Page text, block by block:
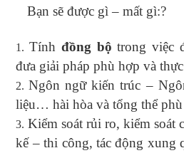
Bạn sẽ được gì – mất gì:?
Tính đồng bộtrong việc
đưa giải pháp phù hợp và
Ngôn ngữ kiến trúc –
liệu… hài hòa và tổng thể
Kiểm soát rủi ro, kiểm soát
kế – thi công, tác động xung